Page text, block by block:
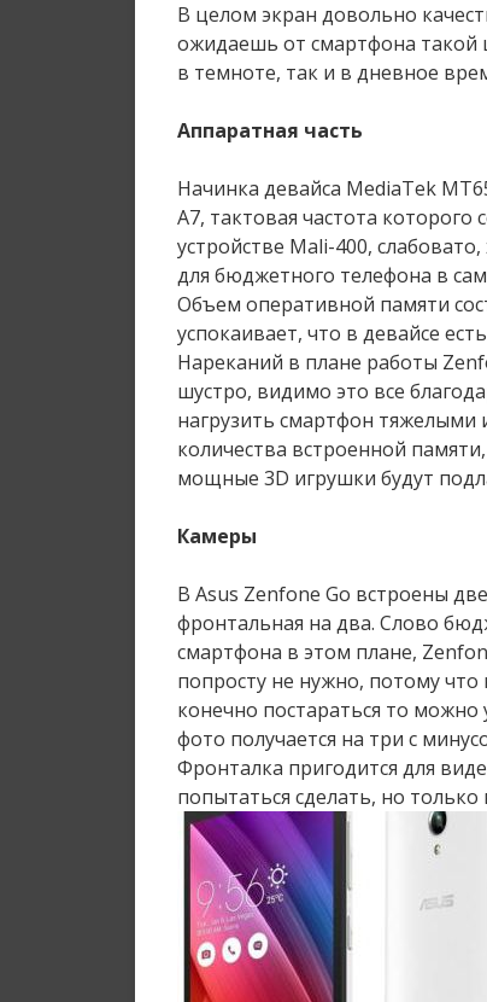
В целом экран довольно
ожидаешь от смартфона такой
в темноте, так и в дневное
Аппаратная часть
Начинка девайса MediaTek
A7, тактовая частота которого
устройстве Mali-400,
для бюджетного телефона в
Объем оперативной памяти
успокаивает, что в девайсе
Нареканий в плане работы
шустро, видимо это все
нагрузить смартфон тяжелыми
количества встроенной
мощные 3D игрушки будут
Камеры
В Asus Zenfone Go встроены
фронтальная на два. Слово
смартфона в этом плане,
попросту не нужно, потому что
конечно постараться то
фото получается на три с
Фронталка пригодится для
попытаться сделать, но